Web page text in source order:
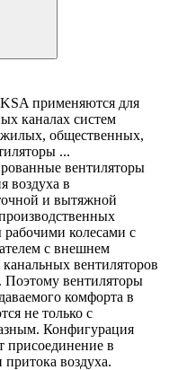
применяются для
каналах систем
общественных,
...
вентиляторы
воздуха в
и вытяжной
колесами с
с внешнем
вентиляторов
Поэтому вентиляторы
комфорта в
не только с
Конфигурация
присоединение в
воздуха.